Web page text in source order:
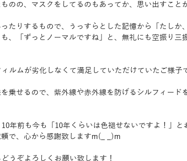
のの、マスクをしてるのもあってか、思い出すこと
たりするもので、うっすらとした記憶から「たしか
、「ずっとノーマルですね」と、無礼にも空振り
ルムが劣化しなくて満足していただけていたご様子
乗せるので、紫外線や赤外線を防げるシルフィード
年前も今も「10年くらいは色褪せないですよ！」と
で、心から感謝致しますm(_ _)m
うぞよろしくお願い致します！